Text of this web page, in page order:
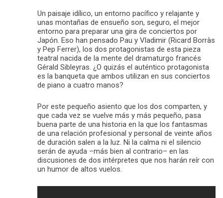
Un paisaje idílico, un entorno pacífico y relajante y
unas montañas de ensueño son, seguro, el mejor
entorno para preparar una gira de conciertos por
Japón. Eso han pensado Pau y Vladimir (Ricard Borràs
y Pep Ferrer), los dos protagonistas de esta pieza
teatral nacida de la mente del dramaturgo francés
Gérald Sibleyras. ¿O quizás el auténtico protagonista
es la banqueta que ambos utilizan en sus conciertos
de piano a cuatro manos?
Por este pequeño asiento que los dos comparten, y
que cada vez se vuelve más y más pequeño, pasa
buena parte de una historia en la que los fantasmas
de una relación profesional y personal de veinte años
de duración salen a la luz. Ni la calma ni el silencio
serán de ayuda –más bien al contrario– en las
discusiones de dos intérpretes que nos harán reír con
un humor de altos vuelos.